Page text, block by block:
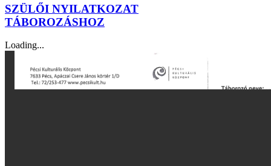
SZÜLŐI NYILATKOZAT
TÁBOROZÁSHOZ
Loading...